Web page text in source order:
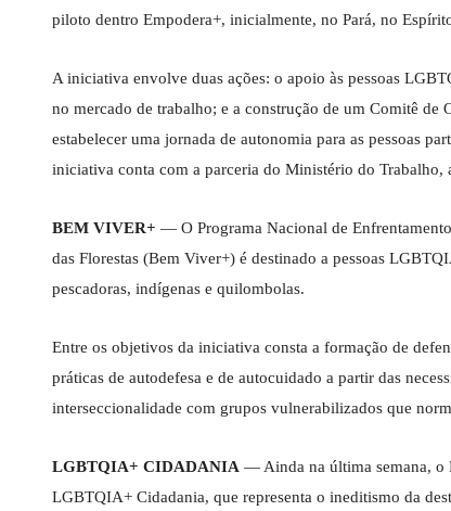
piloto dentro Empodera+, inicialmente, no Pará, no
A iniciativa envolve duas ações: o apoio às pessoas
no mercado de trabalho; e a construção de um Comitê de
estabelecer uma jornada de autonomia para as pessoas
iniciativa conta com a parceria do Ministério do Trabalho,
BEM VIVER+ — O Programa Nacional de
das Florestas (Bem Viver+) é destinado a pessoas
pescadoras, indígenas e quilombolas.
Entre os objetivos da iniciativa consta a formação de
práticas de autodefesa e de autocuidado a partir das
interseccionalidade com grupos vulnerabilizados que
LGBTQIA+ CIDADANIA — Ainda na última semana, o
LGBTQIA+ Cidadania, que representa o ineditismo da